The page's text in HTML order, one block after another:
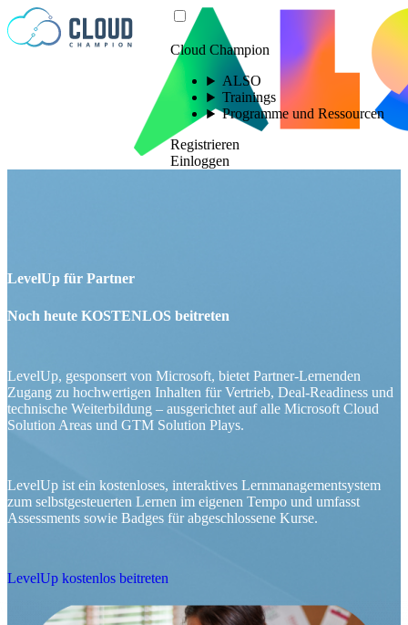
Zum Inhalt springen
Cloud Champion
ALSO
Trainings
Programme und Ressourcen
Registrieren
Einloggen
LevelUp für Partner
Noch heute KOSTENLOS beitreten
LevelUp, gesponsert von Microsoft, bietet Partner-Lernenden
Zugang zu hochwertigen Inhalten für Vertrieb, Deal-Readiness und
technische Weiterbildung – ausgerichtet auf alle Microsoft Cloud
Solution Areas und GTM Solution Plays.
LevelUp ist ein kostenloses, interaktives Lernmanagementsystem
zum selbstgesteuerten Lernen im eigenen Tempo und umfasst
Assessments sowie Badges für abgeschlossene Kurse.
LevelUp kostenlos beitreten